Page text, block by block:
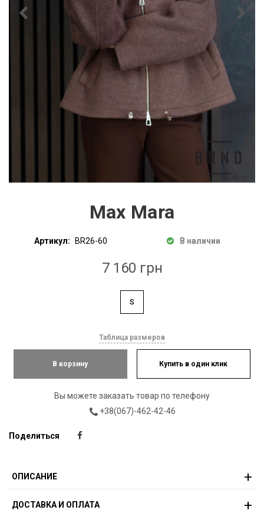
Max Mara
Артикул: BR26-60 В наличии
7 160 грн
S
Таблица размеров
В корзину Купить в один клик
Вы можете заказать товар по телефону
+38(067)-462-42-46
Поделиться
ОПИСАНИЕ
ДОСТАВКА И ОПЛАТА